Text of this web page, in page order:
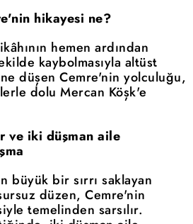
hikayesi ne?
hemen ardından
kaybolmasıyla altüst
düşen Cemre'nin yolculuğu,
dolu Mercan Köşk'e
ve iki düşman aile
büyük bir sırrı saklayan
düzen, Cemre'nin
temelinden sarsılır.